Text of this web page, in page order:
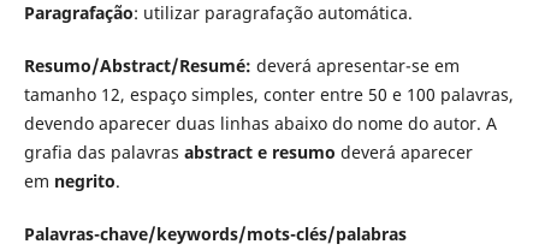
Paragrafação: utilizar paragrafação automática.
Resumo/Abstract/Resumé: deverá apresentar-se em
tamanho 12, espaço simples, conter entre 50 e 100 palavras,
devendo aparecer duas linhas abaixo do nome do autor. A
grafia das palavras abstract e resumo deverá aparecer
em negrito.
Palavras-chave/keywords/mots-clés/palabras